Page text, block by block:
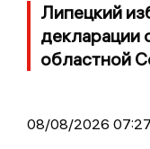
Липецкий
декларации
областной
08/08/2026 07:27